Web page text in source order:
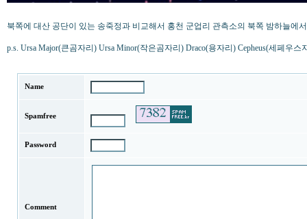
북쪽에 대산 공단이 있는 송죽정과 비교해서 홍천 군업리 관측소의 북쪽 밤하늘에
p.s. Ursa Major(큰곰자리) Ursa Minor(작은곰자리) Draco(용자리) Cepheus(세페우스
Name
Spamfree
Password
Comment